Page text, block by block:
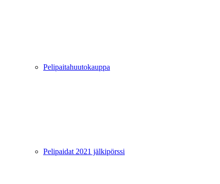
Pelipaitahuutokauppa
Pelipaidat 2021 jälkipörssi